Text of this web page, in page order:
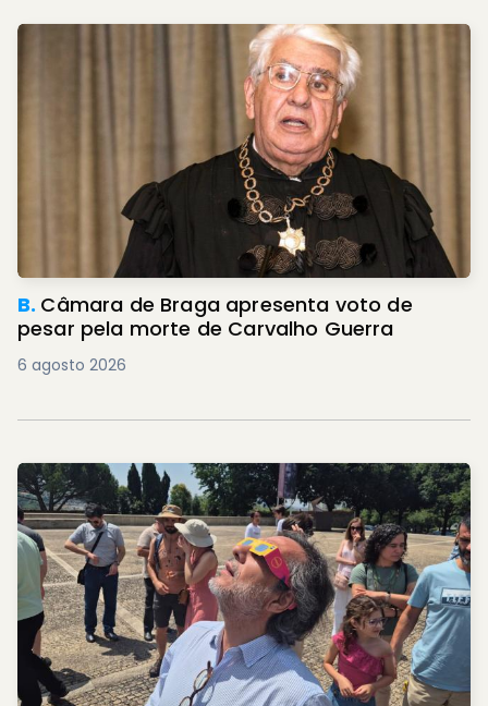
B. Câmara de Braga apresenta voto de
pesar pela morte de Carvalho Guerra
6 agosto 2026